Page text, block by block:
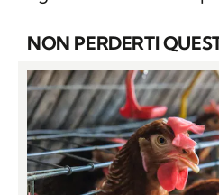
NON PERDERTI